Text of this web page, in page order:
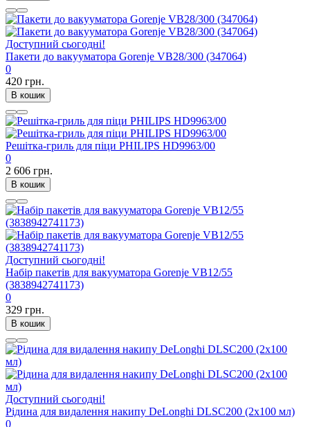
Доступний сьогодні!
Пакети до вакууматора Gorenje VB28/300 (347064)
0
420 грн.
В кошик
Решітка-гриль для піци PHILIPS HD9963/00
0
2 606 грн.
В кошик
Доступний сьогодні!
Набір пакетів для вакууматора Gorenje VB12/55
(3838942741173)
0
329 грн.
В кошик
Доступний сьогодні!
Рідина для видалення накипу DeLonghi DLSC200 (2х100 мл)
0